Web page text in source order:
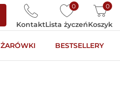
0
Lista życzeń
0
Koszyk
Kontakt
ŻARÓWKI BESTSELLERY